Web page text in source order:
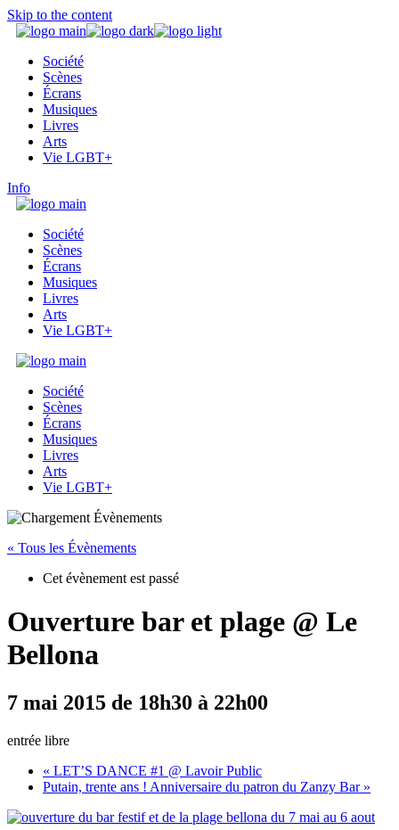
Skip to the content
Société
Scènes
Écrans
Musiques
Livres
Arts
Vie LGBT+
Info
Société
Scènes
Écrans
Musiques
Livres
Arts
Vie LGBT+
Société
Scènes
Écrans
Musiques
Livres
Arts
Vie LGBT+
« Tous les Évènements
Cet évènement est passé
Ouverture bar et plage @ Le
Bellona
7 mai 2015 de 18h30 à 22h00
entrée libre
« LET’S DANCE #1 @ Lavoir Public
Putain, trente ans ! Anniversaire du patron du Zanzy Bar »